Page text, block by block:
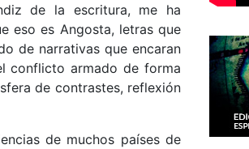
de la escritura, me ha
eso es Angosta, letras que
de narrativas que encaran
conflicto armado de forma
de contrastes, reflexión
de muchos países de